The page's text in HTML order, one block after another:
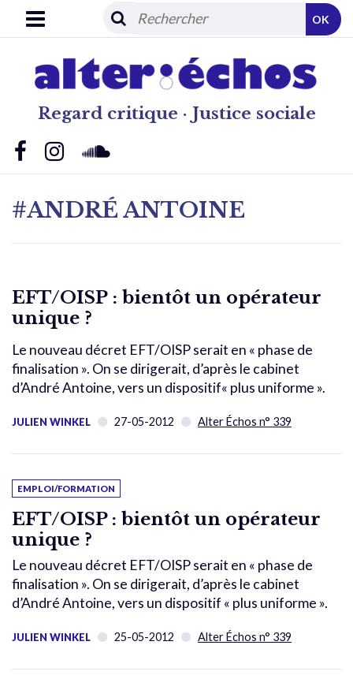
Regard critique · Justice sociale
OK
#ANDRÉ ANTOINE
EFT/OISP : bientôt un opérateur
unique ?
Le nouveau décret EFT/OISP serait en « phase de
finalisation ». On se dirigerait, d’après le cabinet
d’André Antoine, vers un dispositif« plus uniforme ».
JULIEN WINKEL 27-05-2012 Alter Échos n° 339
EMPLOI/FORMATION
EFT/OISP : bientôt un opérateur
unique ?
Le nouveau décret EFT/OISP serait en « phase de
finalisation ». On se dirigerait, d’après le cabinet
d’André Antoine, vers un dispositif « plus uniforme ».
JULIEN WINKEL 25-05-2012 Alter Échos n° 339